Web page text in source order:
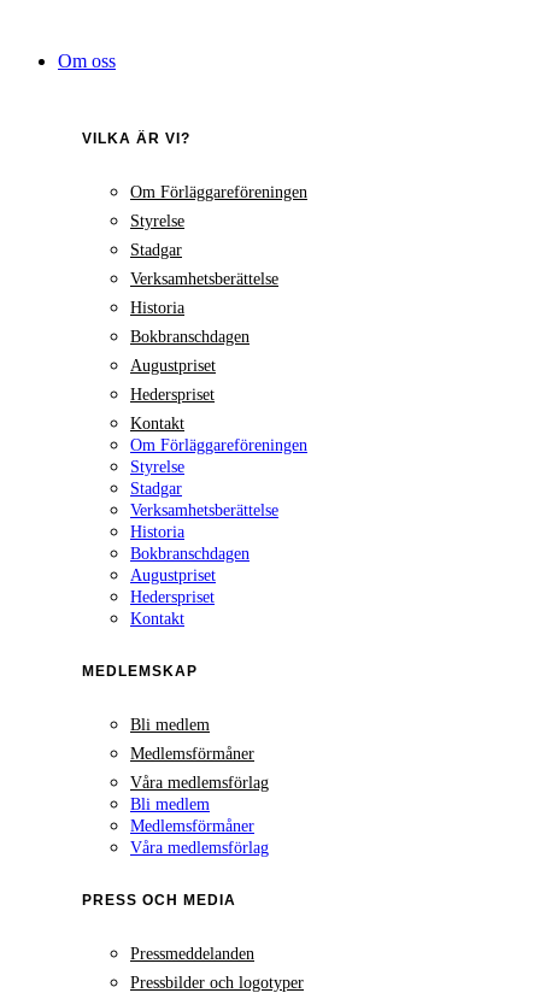
innehållOm oss
VILKA ÄR VI?
Om Förläggareföreningen
Styrelse
Stadgar
Verksamhetsberättelse
Historia
Bokbranschdagen
Augustpriset
Hederspriset
Kontakt
Om Förläggareföreningen
Styrelse
Stadgar
Verksamhetsberättelse
Historia
Bokbranschdagen
Augustpriset
Hederspriset
Kontakt
MEDLEMSKAP
Bli medlem
Medlemsförmåner
Våra medlemsförlag
Bli medlem
Medlemsförmåner
Våra medlemsförlag
PRESS OCH MEDIA
Pressmeddelanden
Pressbilder och logotyper